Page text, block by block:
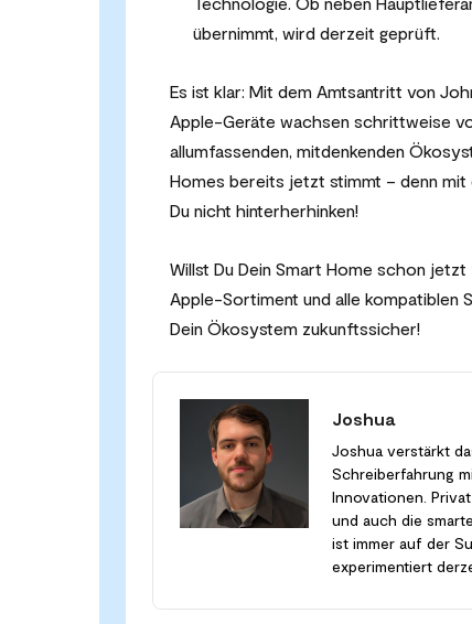
übernimmt, wird derzeit geprüft.
Es ist klar: Mit dem Amtsantritt von
Apple-Geräte wachsen schrittweise
allumfassenden, mitdenkenden
Homes bereits jetzt stimmt – denn mit
Du nicht hinterherhinken!
Willst Du Dein Smart Home schon
Apple-Sortiment und alle kompatiblen
Dein Ökosystem zukunftssicher!
Joshua
Joshua verstärkt
Schreiberfahrung
Innovationen.
und auch die
ist immer auf der
experimentiert